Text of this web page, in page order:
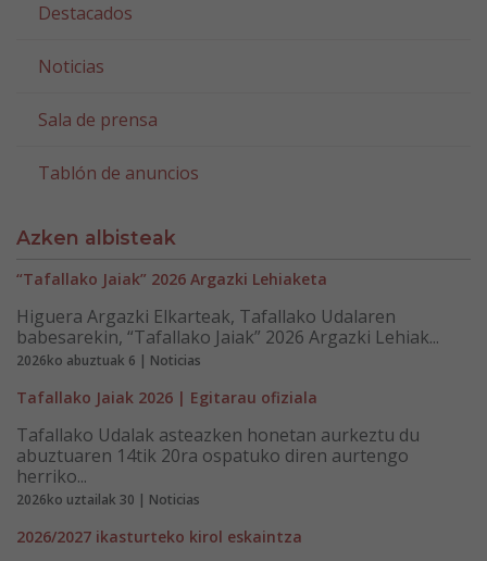
Destacados
Noticias
Sala de prensa
Tablón de anuncios
Azken albisteak
“Tafallako Jaiak” 2026 Argazki Lehiaketa
Higuera Argazki Elkarteak, Tafallako Udalaren
babesarekin, “Tafallako Jaiak” 2026 Argazki Lehiak...
2026ko abuztuak 6 | Noticias
Tafallako Jaiak 2026 | Egitarau ofiziala
Tafallako Udalak asteazken honetan aurkeztu du
abuztuaren 14tik 20ra ospatuko diren aurtengo
herriko...
2026ko uztailak 30 | Noticias
2026/2027 ikasturteko kirol eskaintza